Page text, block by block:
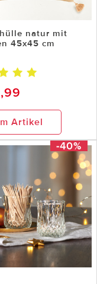
natur mit
45x45 cm
Artikel
-40%